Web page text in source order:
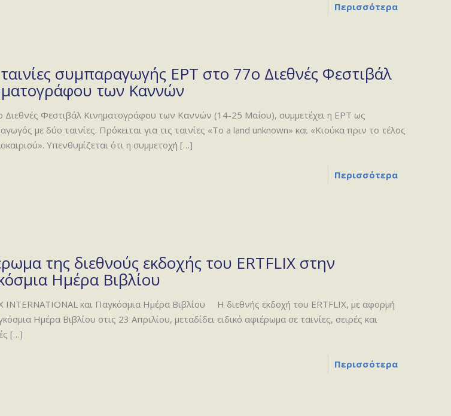
Περισσότερα
συμπαραγωγής ΕΡΤ στο 77ο Διεθνές Φεστιβάλ
των Καννών
Διεθνές Φεστιβάλ Κινηματογράφου των Καννών (14-25 Μαΐου), συμμετέχει η ΕΡΤ ως
με δύο ταινίες. Πρόκειται για τις ταινίες «To a land unknown» και «Κιούκα πριν το τέλος
Υπενθυμίζεται ότι η συμμετοχή […]
Περισσότερα
της διεθνούς εκδοχής του ERTFLIX στην
Ημέρα Βιβλίου
INTERNATIONAL και Παγκόσμια Ημέρα Βιβλίου Η διεθνής εκδοχή του ERTFLIX, με αφορμή
Ημέρα Βιβλίου στις 23 Απριλίου, μεταδίδει ειδικό αφιέρωμα σε ταινίες, σειρές και
[…]
Περισσότερα